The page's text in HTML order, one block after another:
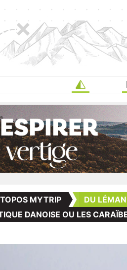
TOPOS MYTRIP
DU
DANOISE OU LES